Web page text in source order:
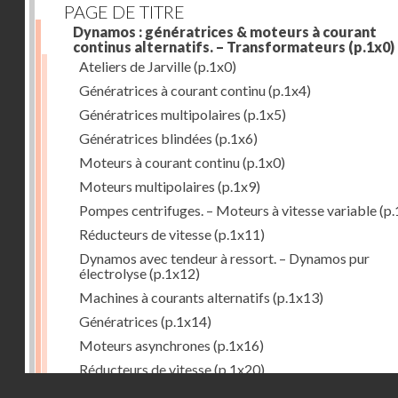
PAGE DE TITRE
Dynamos : génératrices & moteurs à courant
continus alternatifs. – Transformateurs (p.1x0)
Ateliers de Jarville(p.1x0)
Génératrices à courant continu(p.1x4)
Génératrices multipolaires (p.1x5)
Génératrices blindées (p.1x6)
Moteurs à courant continu(p.1x0)
Moteurs multipolaires (p.1x9)
Pompes centrifuges. – Moteurs à vitesse variable
Réducteurs de vitesse(p.1x11)
Dynamos avec tendeur à ressort. – Dynamos pur
électrolyse(p.1x12)
Machines à courants alternatifs (p.1x13)
Génératrices (p.1x14)
Moteurs asynchrones (p.1x16)
Réducteurs de vitesse(p.1x20)